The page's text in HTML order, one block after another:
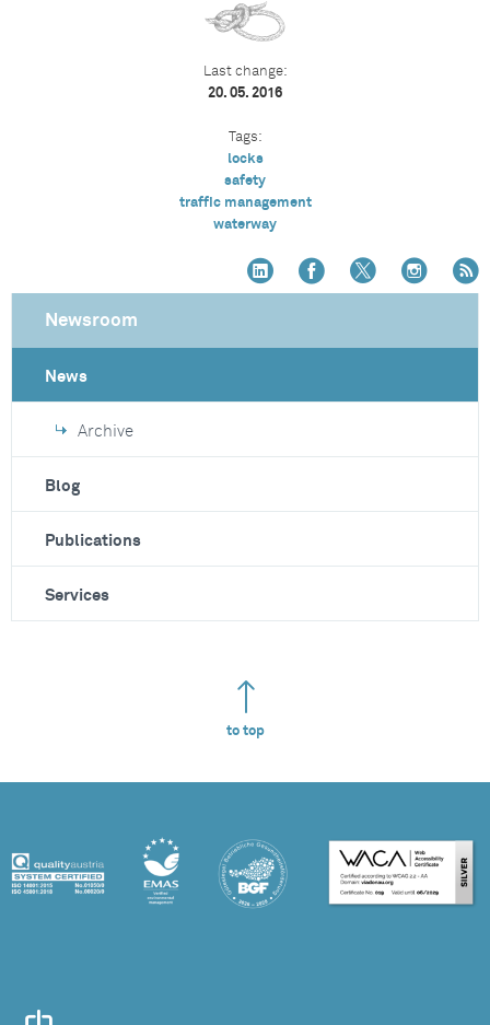
Last change:
20. 05. 2016
Tags:
locks
safety
traffic management
waterway
Newsroom
News
Archive
Blog
Publications
Services
to top